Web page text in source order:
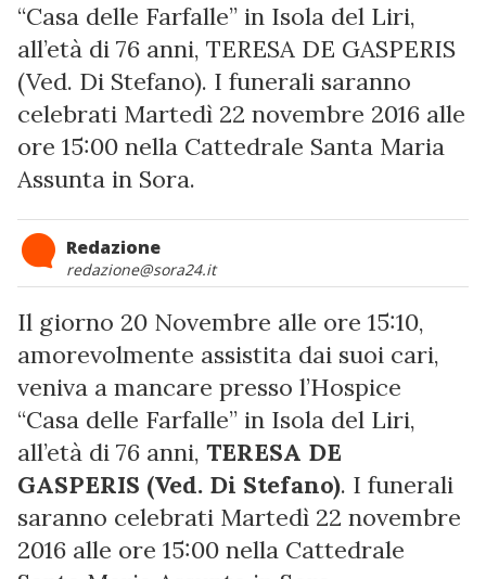
“Casa delle Farfalle” in Isola del Liri,
all’età di 76 anni, TERESA DE GASPERIS
(Ved. Di Stefano). I funerali saranno
celebrati Martedì 22 novembre 2016 alle
ore 15:00 nella Cattedrale Santa Maria
Assunta in Sora.
Redazione
redazione@sora24.it
Il giorno 20 Novembre alle ore 15:10,
amorevolmente assistita dai suoi cari,
veniva a mancare presso l’Hospice
“Casa delle Farfalle” in Isola del Liri,
all’età di 76 anni, TERESA DE
GASPERIS (Ved. Di Stefano). I funerali
saranno celebrati Martedì 22 novembre
2016 alle ore 15:00 nella Cattedrale